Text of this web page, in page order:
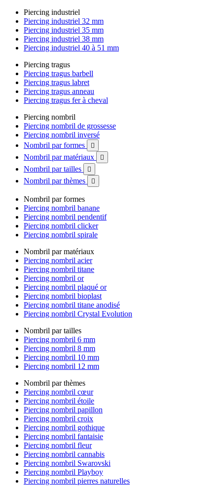
Piercing industriel
Piercing industriel 32 mm
Piercing industriel 35 mm
Piercing industriel 38 mm
Piercing industriel 40 à 51 mm
Piercing tragus
Piercing tragus barbell
Piercing tragus labret
Piercing tragus anneau
Piercing tragus fer à cheval
Piercing nombril
Piercing nombril de grossesse
Piercing nombril inversé
Nombril par formes

Nombril par matériaux 
Nombril par tailles 
Nombril par thèmes 
Nombril par formes
Piercing nombril banane
Piercing nombril pendentif
Piercing nombril clicker
Piercing nombril spirale
Nombril par matériaux
Piercing nombril acier
Piercing nombril titane
Piercing nombril or
Piercing nombril plaqué or
Piercing nombril bioplast
Piercing nombril titane anodisé
Piercing nombril Crystal Evolution
Nombril par tailles
Piercing nombril 6 mm
Piercing nombril 8 mm
Piercing nombril 10 mm
Piercing nombril 12 mm
Nombril par thèmes
Piercing nombril cœur
Piercing nombril étoile
Piercing nombril papillon
Piercing nombril croix
Piercing nombril gothique
Piercing nombril fantaisie
Piercing nombril fleur
Piercing nombril cannabis
Piercing nombril Swarovski
Piercing nombril Playboy
Piercing nombril pierres naturelles